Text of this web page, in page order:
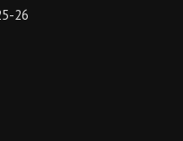
26